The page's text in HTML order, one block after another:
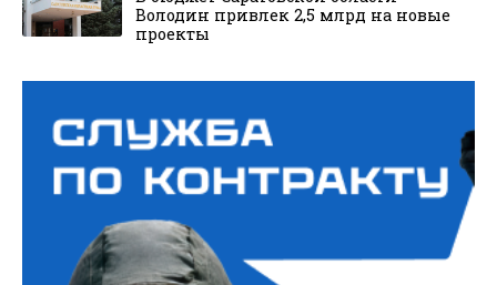
Володин привлек 2,5 млрд на новые
проекты